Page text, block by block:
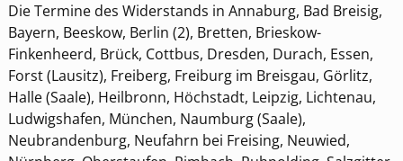
Die Termine des Widerstands in Annaburg, Bad Breisig,
Bayern, Beeskow, Berlin (2), Bretten, Brieskow-
Finkenheerd, Brück, Cottbus, Dresden, Durach, Essen,
Forst (Lausitz), Freiberg, Freiburg im Breisgau, Görlitz,
Halle (Saale), Heilbronn, Höchstadt, Leipzig, Lichtenau,
Ludwigshafen, München, Naumburg (Saale),
Neubrandenburg, Neufahrn bei Freising, Neuwied,